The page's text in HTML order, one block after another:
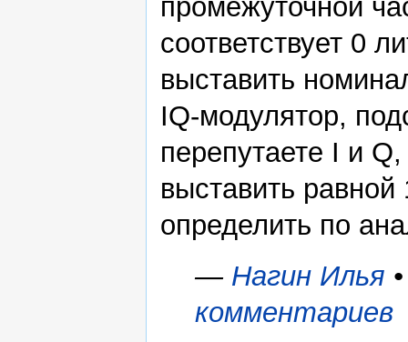
промежуточной
соответствует 0
выставить
IQ-модулятор,
перепутаете I и
выставить
определить по
— Нагин Илья
комментариев